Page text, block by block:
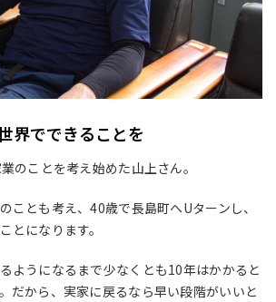
界でできることを
のことを考え始めた山上さん。
ことも考え、40歳で長島町へUターンし、
とになります。
ようになるまで少なくとも10年はかかると
だから、実家に戻るなら早い段階がいいと